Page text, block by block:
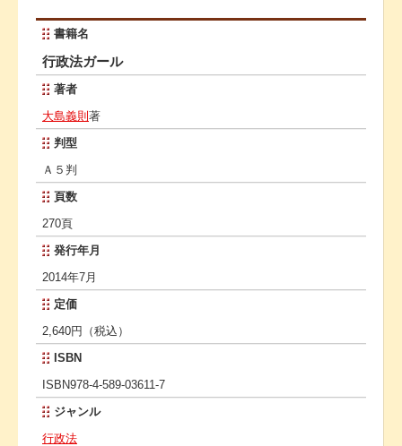
書籍名
行政法ガール
著者
大島義則著
判型
Ａ５判
頁数
270頁
発行年月
2014年7月
定価
2,640円（税込）
ISBN
ISBN978-4-589-03611-7
ジャンル
行政法